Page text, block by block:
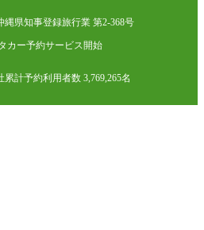
縄県知事登録旅行業 第2-368号
カー予約サービス開始
累計予約利用者数 3,769,265名